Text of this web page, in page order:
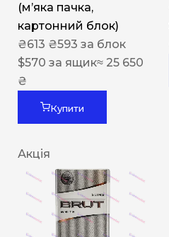
(м’яка пачка,
картонний блок)
₴613 ₴593 за блок
$570 за ящик≈ 25 650
₴
Купити
Акція